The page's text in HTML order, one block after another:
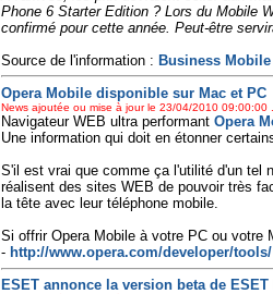
Phone 6 Starter Edition ? Lors du Mobile
confirmé pour cette année. Peut-être
Source de l'information : Business Mobile
Opera Mobile disponible sur Mac et PC
News ajoutée ou mise à jour le 23/04/2010 09:00:00 ...
Navigateur WEB ultra performant Opera
Une information qui doit en étonner
S'il est vrai que comme ça l'utilité d'un tel
réalisent des sites WEB de pouvoir très
la tête avec leur téléphone mobile.
Si offrir Opera Mobile à votre PC ou votre
- http://www.opera.com/developer/tools/
ESET annonce la version beta de